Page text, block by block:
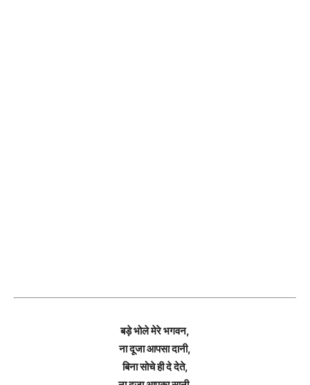
बड़े भोले मेरे भगवन,
ना दूजा आपसा दानी,
बिना सोचे ही दे देते,